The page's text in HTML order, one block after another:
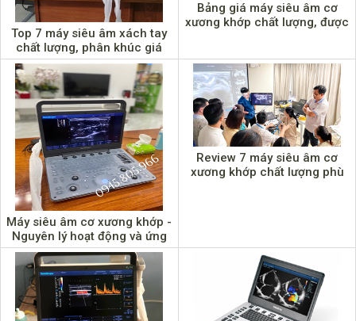
Top 7 máy siêu âm xách tay
chất lượng, phân khúc giá
dưới 100 triệu
Bảng giá máy siêu âm cơ
xương khớp chất lượng, được
Máy siêu âm cơ xương khớp -
Nguyên lý hoạt động và ứng
dụng trong siêu âm
Review 7 máy siêu âm cơ
xương khớp chất lượng phù